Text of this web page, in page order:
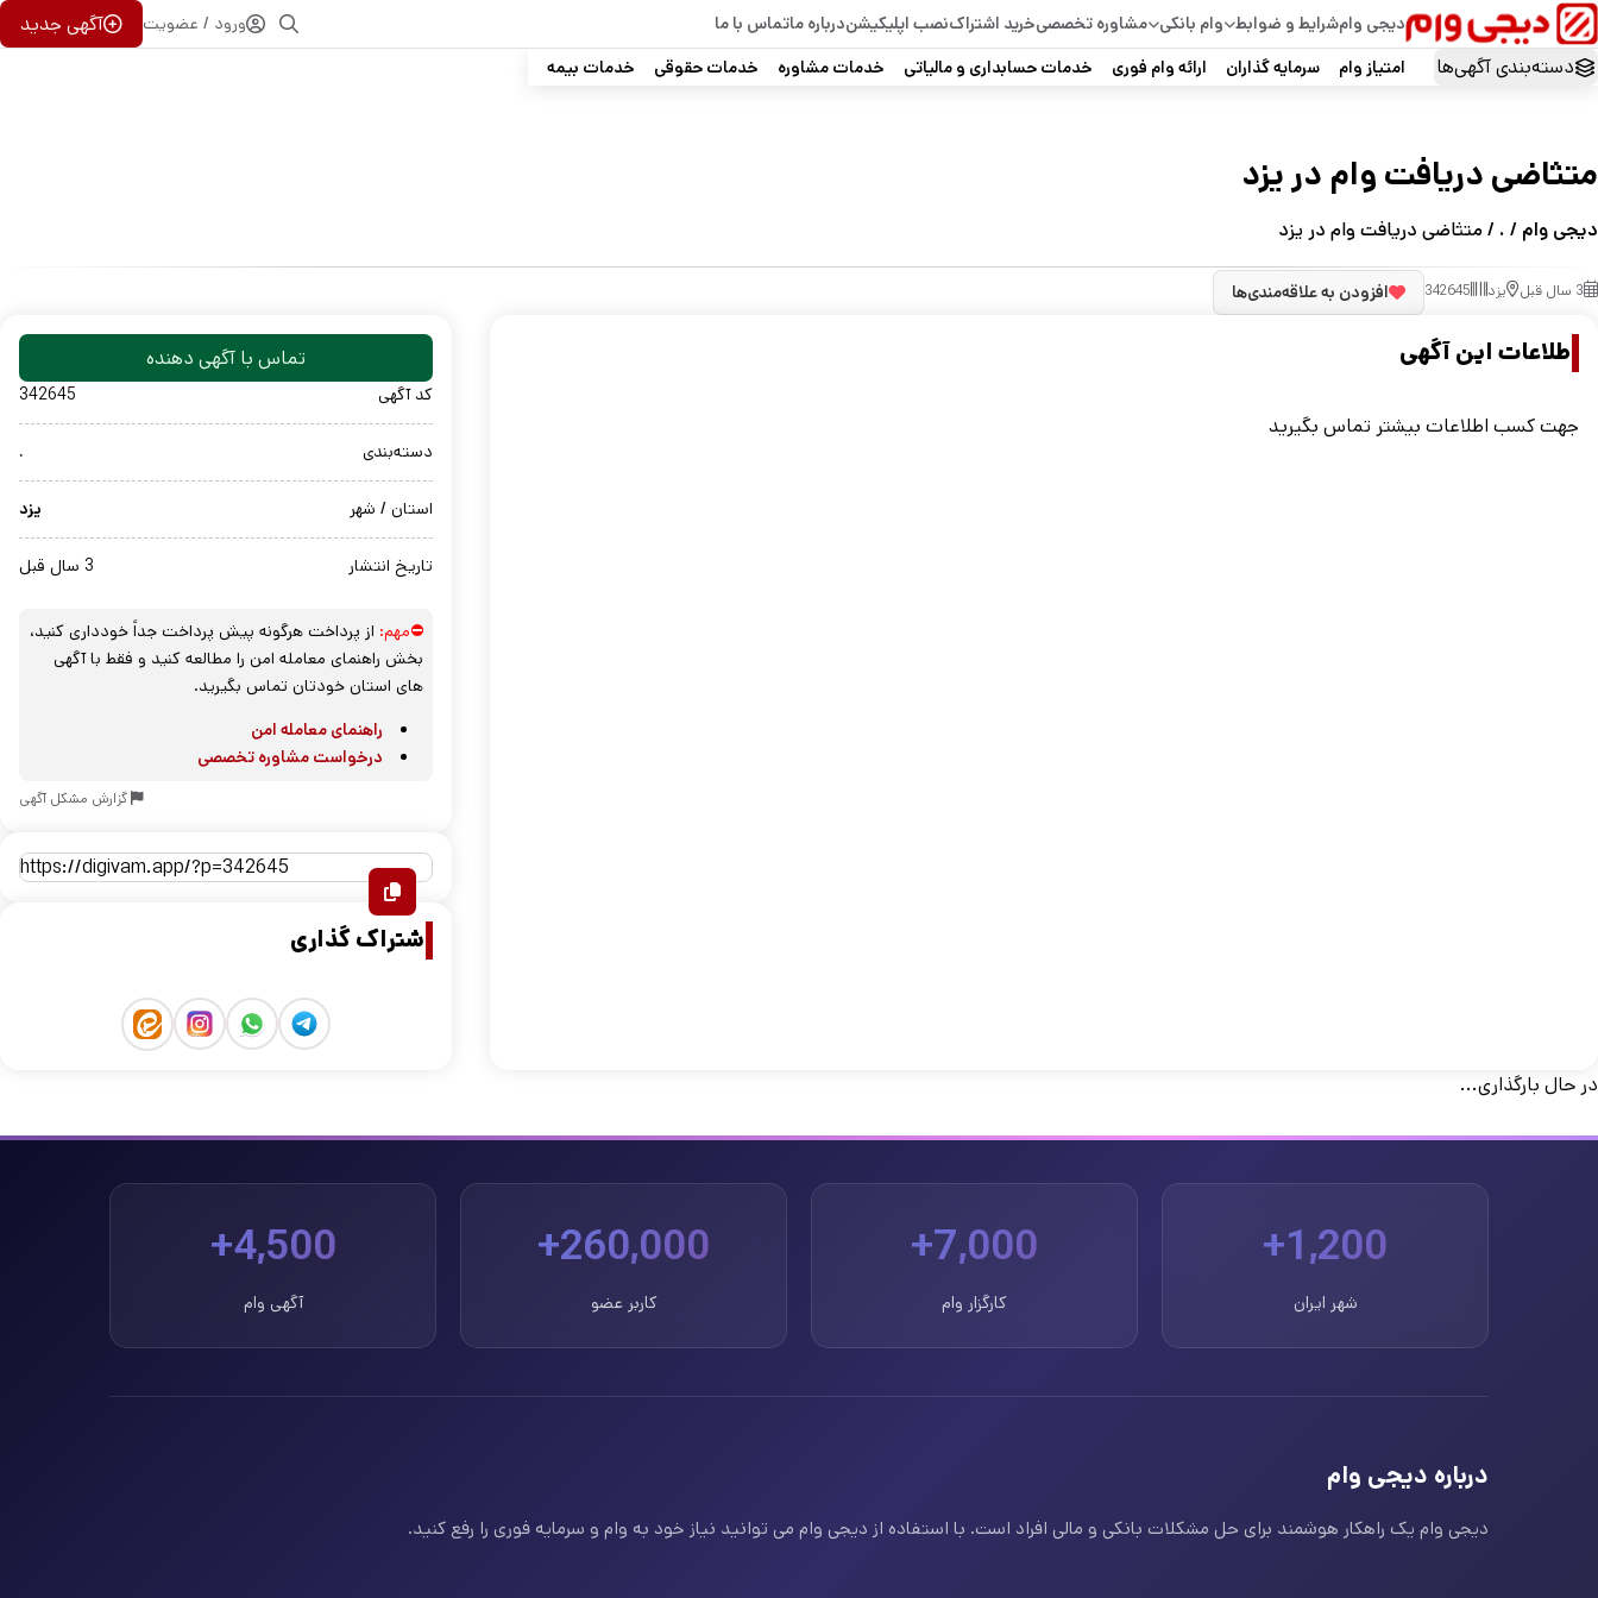
دیجی وامشرایط و ضوابط وام بانکی مشاوره تخصصیخرید اشتراکنصب اپلیکیشندرباره ماتماس با ما ورود / عضویت
آگهی جدید
دسته‌بندی آگهی‌ها
امتیاز وام سرمایه گذاران ارائه وام فوری خدمات حسابداری و مالیاتی خدمات مشاوره خدمات حقوقی خدمات بیمه
متثاضی دریافت وام در یزد
دیجی وام /
. / متثاضی دریافت وام در یزد
3 سال قبل یزد 342645 افزودن به علاقه‌مندی‌ها
اطلاعات این آگهی
جهت کسب اطلاعات بیشتر تماس بگیرید
تماس با آگهی دهنده
کد آگهی 342645
دسته‌بندی .
استان / شهر یزد
تاریخ انتشار 3 سال قبل
⛔مهم: از پرداخت هرگونه پیش پرداخت جداً خودداری کنید،
بخش راهنمای معامله امن را مطالعه کنید و فقط با آگهی
های استان خودتان تماس بگیرید.
راهنمای معامله امن
درخواست مشاوره تخصصی
گزارش مشکل آگهی
اشتراک گذاری
در حال بارگذاری...
1,200+
شهر ایران
7,000+
کارگزار وام
260,000+
کاربر عضو
4,500+
آگهی وام
درباره دیجی وام
دیجی وام یک راهکار هوشمند برای حل مشکلات بانکی و مالی افراد است. با استفاده از دیجی وام می توانید نیاز خود به وام و سرمایه فوری را رفع کنید.